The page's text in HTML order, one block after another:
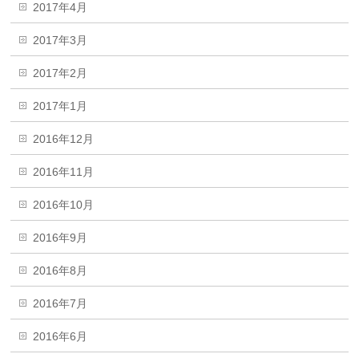
2017年4月
2017年3月
2017年2月
2017年1月
2016年12月
2016年11月
2016年10月
2016年9月
2016年8月
2016年7月
2016年6月